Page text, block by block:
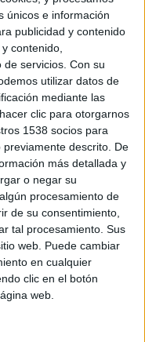
únicos e información
publicidad y contenido
contenido,
servicios. Con su
utilizar datos de
mediante las
clic para otorgarnos
1538 socios para
descrito. De
más detallada y
o negar su
procesamiento de
de su consentimiento,
tal procesamiento. Sus
web. Puede cambiar
en cualquier
clic en el botón
web.
como
tras unos
personales.
pasa a ser
compañía
dilatada
Comenzó
de marketing
la
Plus, ostenta la
de La FEDE